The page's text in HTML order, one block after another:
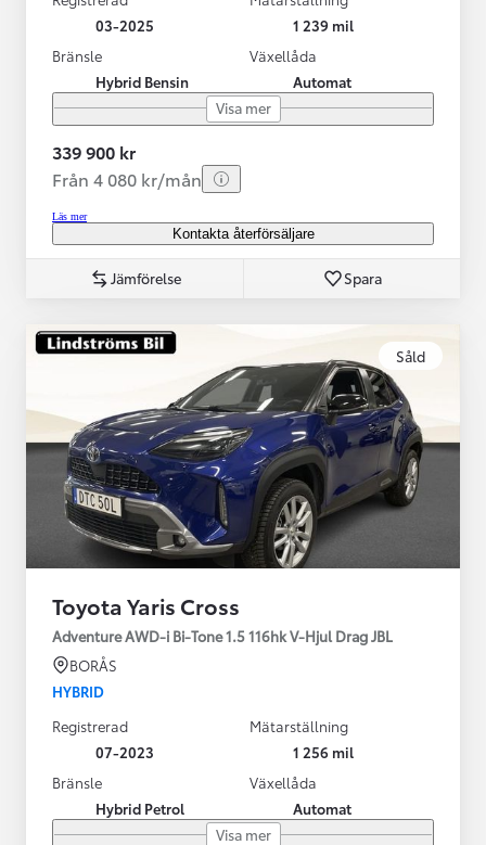
03-2025
1 239 mil
Bränsle
Hybrid Bensin
Växellåda
Automat
Visa mer
339 900 kr
Från 4 080 kr/mån
Läs mer
Kontakta återförsäljare
Jämförelse Spara
Såld
Toyota Yaris Cross
Adventure AWD-i Bi-Tone 1.5 116hk V-Hjul Drag JBL
BORÅS
HYBRID
Registrerad
07-2023
Mätarställning
1 256 mil
Bränsle
Hybrid Petrol
Växellåda
Automat
Visa mer